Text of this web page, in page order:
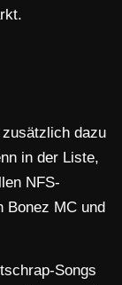
dazu
in der Liste,
NFS-
Bonez MC und
Songs